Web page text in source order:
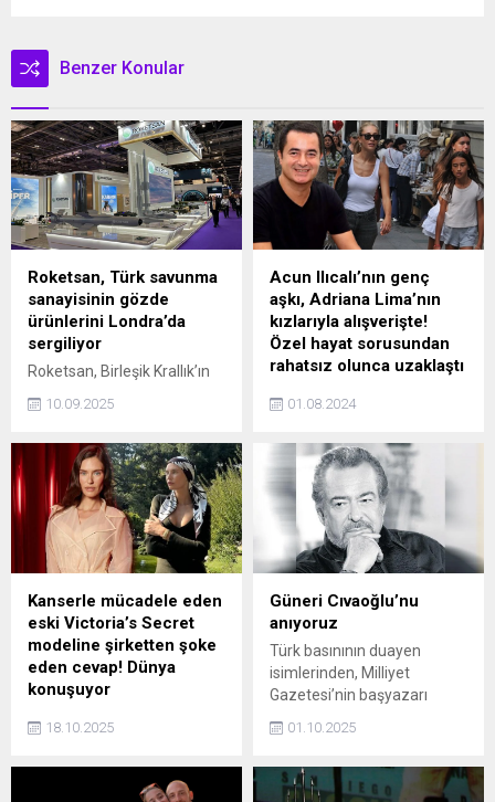
Benzer Konular
Roketsan, Türk savunma
sanayisinin gözde
ürünlerini Londra’da
sergiliyor
Roketsan, Birleşik Krallık’ın
organizasyonlarından biri
katılımla yeni nesil savunma
sistemlerini Londra’da
beğeniye sunuyor.
10.09.2025
Acun Ilıcalı’nın genç
aşkı, Adriana Lima’nın
kızlarıyla alışverişte!
Özel hayat sorusundan
rahatsız olunca uzaklaştı
30 yaş küçük aşkı Çağla
kızlarıyla alışverişe çıktı.
Basın mensuplarıyla
karşılaşan ve tektaş
yüzüğüyle dikkat çeken
Altunkaya, evlilik sorularını
yanıtsız bıraktı.
01.08.2024
Kanserle mücadele eden
eski Victoria’s Secret
modeline şirketten şoke
eden cevap! Dünya
konuşuyor
olduğu dönemde podyuma
kansere yakalanmış ve
18.10.2025
Güneri Cıvaoğlu’nu
anıyoruz
Türk basınının duayen
isimlerinden, Milliyet
Gazetesi’nin başyazarı
ölümünün birinci yıl
01.10.2025